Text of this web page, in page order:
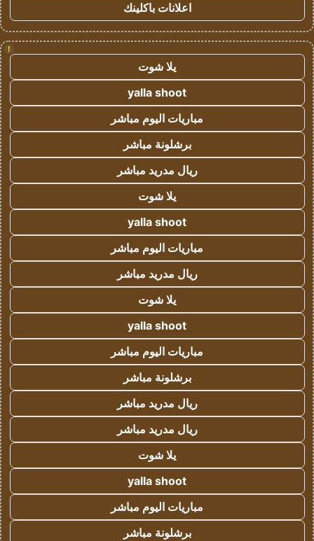
اعلانات باكلينك
!
يلا شوت
yalla shoot
مباريات اليوم مباشر
برشلونة مباشر
ريال مدريد مباشر
يلا شوت
yalla shoot
مباريات اليوم مباشر
ريال مدريد مباشر
يلا شوت
yalla shoot
مباريات اليوم مباشر
برشلونة مباشر
ريال مدريد مباشر
ريال مدريد مباشر
يلا شوت
yalla shoot
مباريات اليوم مباشر
برشلونة مباشر